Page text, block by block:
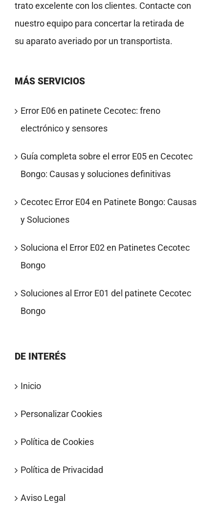
trato excelente con los clientes. Contacte con
nuestro equipo para concertar la retirada de
su aparato averiado por un transportista.
MÁS SERVICIOS
Error E06 en patinete Cecotec: freno
electrónico y sensores
Guía completa sobre el error E05 en Cecotec
Bongo: Causas y soluciones definitivas
Cecotec Error E04 en Patinete Bongo: Causas
y Soluciones
Soluciona el Error E02 en Patinetes Cecotec
Bongo
Soluciones al Error E01 del patinete Cecotec
Bongo
DE INTERÉS
Inicio
Personalizar Cookies
Política de Cookies
Política de Privacidad
Aviso Legal